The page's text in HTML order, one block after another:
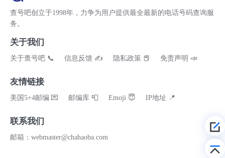
查号吧创立于1998年，力争为用户提供最全最新的电话号码查询服
务。
关于我们
关于查号吧 📞 信息反馈 ✍ 隐私政策 📕 免责声明 📣
友情链接
美国5+4邮编 💌 邮编库 📮 Emoji 😇 IP地址 📍
联系我们
邮箱：webmaster@chahaoba.com